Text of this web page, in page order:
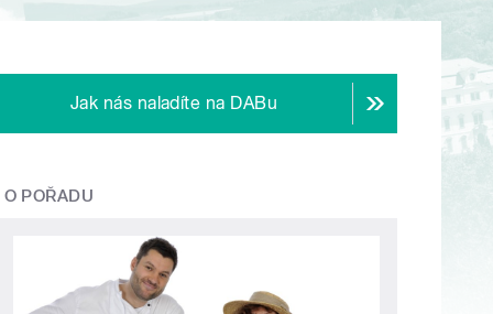
Jak nás naladíte na DABu
O POŘADU